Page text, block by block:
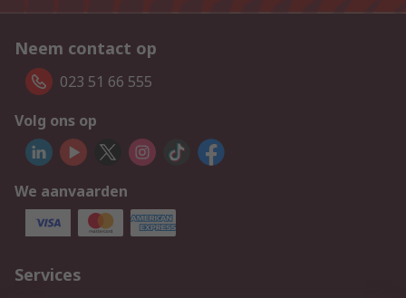
Neem contact op
023 51 66 555
Volg ons op
We aanvaarden
Services